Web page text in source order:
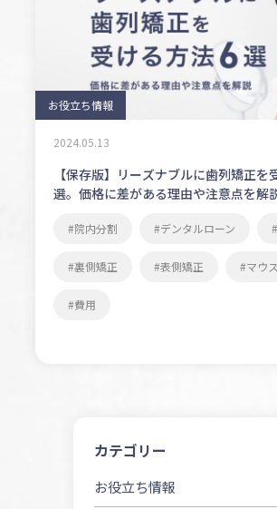
お役立ち情報
2024.05.13
【保存版】リーズナブルに歯列矯正を
選。価格に差がある理由や注意点を解
院内分割 デンタルローン
裏側矯正 表側矯正 マウ
費用
カテゴリー
お役立ち情報